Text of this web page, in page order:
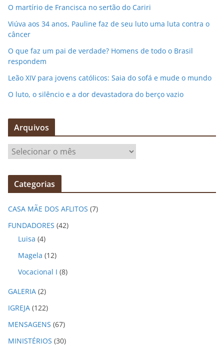
O martírio de Francisca no sertão do Cariri
Viúva aos 34 anos, Pauline faz de seu luto uma luta contra o
câncer
O que faz um pai de verdade? Homens de todo o Brasil
respondem
Leão XIV para jovens católicos: Saia do sofá e mude o mundo
O luto, o silêncio e a dor devastadora do berço vazio
Arquivos
r
q
v
o
Categorias
CASA MÃE DOS AFLITOS (7)
FUNDADORES (42)
Luisa (4)
Magela (12)
Vocacional I (8)
GALERIA (2)
IGREJA (122)
MENSAGENS (67)
MINISTÉRIOS (30)